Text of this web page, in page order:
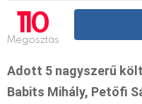
110
Megosztás
Adott 5 nagyszerű
Babits Mihály, Petőfi